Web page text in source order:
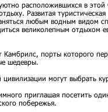
расположившихся в этой
Развитая туристическая
любым водным видом
великолепным отдыхом
Камбрилс, порты которого
шедевры.
могут выбрать
приглашая посетить
побережья.